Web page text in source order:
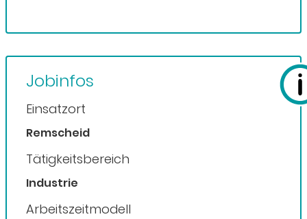
Jobinfos
Einsatzort
Remscheid
Tätigkeitsbereich
Industrie
Arbeitszeitmodell